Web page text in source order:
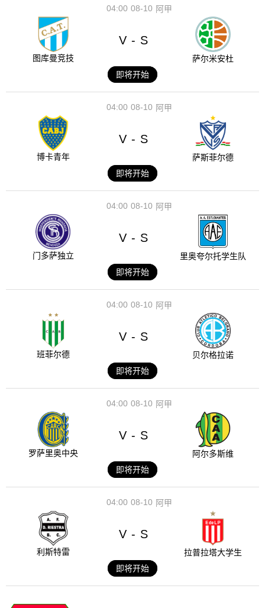
08-10
04:00 阿甲
图库曼竞技
V - S
萨尔米安杜
即将开始
08-10
04:00 阿甲
博卡青年
V - S
萨斯菲尔德
即将开始
08-10
04:00 阿甲
门多萨独立
V - S
里奥夸尔托学生队
即将开始
08-10
04:00 阿甲
班菲尔德
V - S
贝尔格拉诺
即将开始
08-10
04:00 阿甲
罗萨里奥中央
V - S
阿尔多斯维
即将开始
08-10
04:00 阿甲
利斯特雷
V - S
拉普拉塔大学生
即将开始